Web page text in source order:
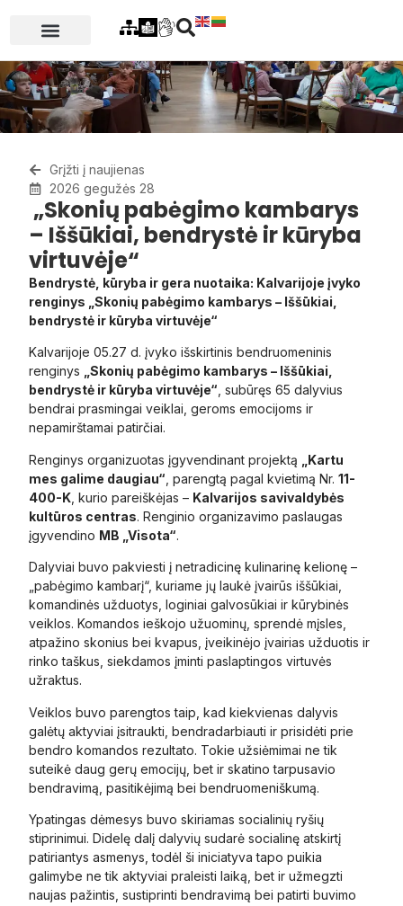
Grįžti į naujienas
2026 gegužės 28
„Skonių pabėgimo kambarys
– Iššūkiai, bendrystė ir kūryba
virtuvėje“
Bendrystė, kūryba ir gera nuotaika: Kalvarijoje įvyko
renginys „Skonių pabėgimo kambarys – Iššūkiai,
bendrystė ir kūryba virtuvėje“
Kalvarijoje 05.27 d. įvyko išskirtinis bendruomeninis
renginys
„Skonių pabėgimo kambarys – Iššūkiai,
bendrystė ir kūryba virtuvėje“ , subūręs 65 dalyvius
bendrai prasmingai veiklai, geroms emocijoms ir
nepamirštamai patirčiai.
Renginys organizuotas įgyvendinant projektą
„Kartu
mes galime daugiau“ , parengtą pagal kvietimą Nr.11-
400-K , kurio pareiškėjas – Kalvarijos savivaldybės
kultūros centras. Renginio organizavimo paslaugas
įgyvendino MB „Visota“.
Dalyviai buvo pakviesti į netradicinę kulinarinę kelionę –
„pabėgimo kambarį“, kuriame jų laukė įvairūs iššūkiai,
komandinės užduotys, loginiai galvosūkiai ir kūrybinės
veiklos. Komandos ieškojo užuominų, sprendė mįsles,
atpažino skonius bei kvapus, įveikinėjo įvairias užduotis ir
rinko taškus, siekdamos įminti paslaptingos virtuvės
užraktus.
Veiklos buvo parengtos taip, kad kiekvienas dalyvis
galėtų aktyviai įsitraukti, bendradarbiauti ir prisidėti prie
bendro komandos rezultato. Tokie užsiėmimai ne tik
suteikė daug gerų emocijų, bet ir skatino tarpusavio
bendravimą, pasitikėjimą bei bendruomeniškumą.
Ypatingas dėmesys buvo skiriamas socialinių ryšių
stiprinimui. Didelę dalį dalyvių sudarė socialinę atskirtį
patiriantys asmenys, todėl ši iniciatyva tapo puikia
galimybe ne tik aktyviai praleisti laiką, bet ir užmegzti
naujas pažintis, sustiprinti bendravimą bei patirti buvimo